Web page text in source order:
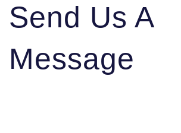
Send Us A
Message